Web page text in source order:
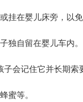
挂在婴儿床旁，以
独自留在婴儿车内。
会记住它并长期索
蜜等。